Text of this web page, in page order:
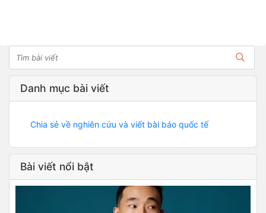
Danh mục bài viết
Chia sẻ về nghiên cứu và viết bài báo quốc tế
Bài viết nổi bật